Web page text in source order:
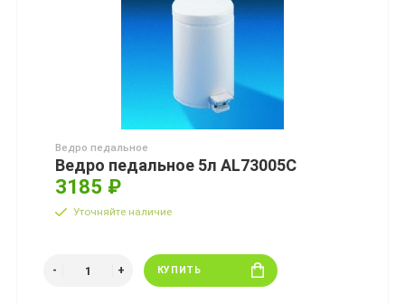
Ведро педальное
Ведро педальное 5л AL73005C
3185 ₽
Уточняйте наличие
КУПИТЬ